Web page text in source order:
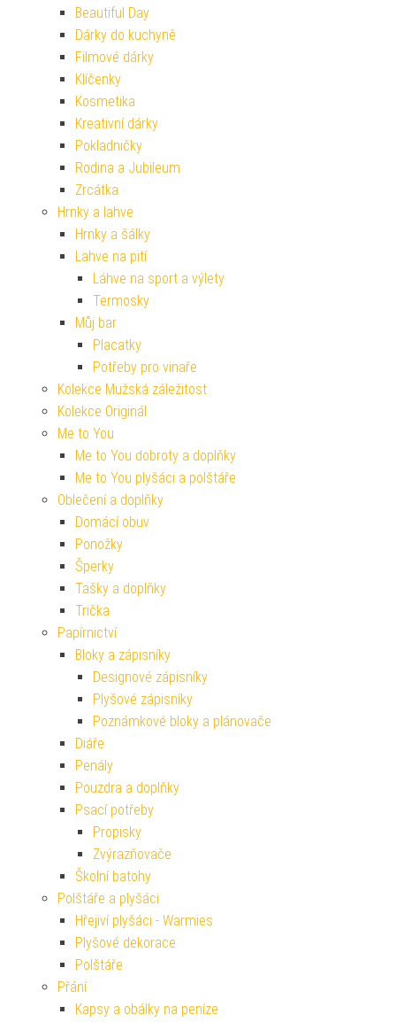
Beautiful Day
Dárky do kuchyně
Filmové dárky
Klíčenky
Kosmetika
Kreativní dárky
Pokladničky
Rodina a Jubileum
Zrcátka
Hrnky a lahve
Hrnky a šálky
Lahve na pití
Láhve na sport a výlety
Termosky
Můj bar
Placatky
Potřeby pro vinaře
Kolekce Mužská záležitost
Kolekce Originál
Me to You
Me to You dobroty a doplňky
Me to You plyšáci a polštáře
Oblečení a doplňky
Domácí obuv
Ponožky
Šperky
Tašky a doplňky
Trička
Papírnictví
Bloky a zápisníky
Designové zápisníky
Plyšové zápisníky
Poznámkové bloky a plánovače
Diáře
Penály
Pouzdra a doplňky
Psací potřeby
Propisky
Zvýrazňovače
Školní batohy
Polštáře a plyšáci
Hřejiví plyšáci - Warmies
Plyšové dekorace
Polštáře
Přání
Kapsy a obálky na peníze